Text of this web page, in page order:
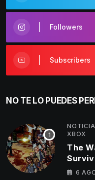
Followers
Subscribers
NO TE LO PUEDES
XBOX
The
no6